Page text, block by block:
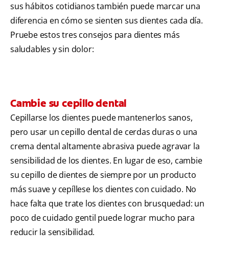
sus hábitos cotidianos también puede marcar una
diferencia en cómo se sienten sus dientes cada día.
Pruebe estos tres consejos para dientes más
saludables y sin dolor:
Cambie su cepillo dental
Cepillarse los dientes puede mantenerlos sanos,
pero usar un cepillo dental de cerdas duras o una
crema dental altamente abrasiva puede agravar la
sensibilidad de los dientes. En lugar de eso, cambie
su cepillo de dientes de siempre por un producto
más suave y cepíllese los dientes con cuidado. No
hace falta que trate los dientes con brusquedad: un
poco de cuidado gentil puede lograr mucho para
reducir la sensibilidad.